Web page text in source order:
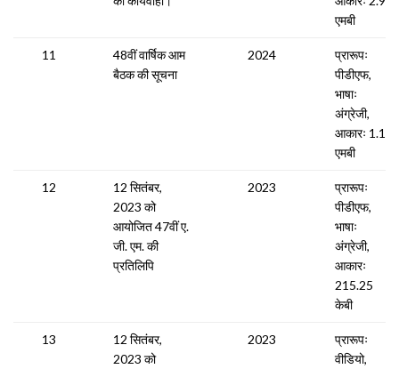
एमबी
11
48वीं वार्षिक आम
बैठक की सूचना
2024
प्रारूपः
पीडीएफ,
भाषाः
अंग्रेजी,
आकारः 1.16
एमबी
12
12 सितंबर,
2023 को
आयोजित 47वीं ए.
जी. एम. की
प्रतिलिपि
2023
प्रारूपः
पीडीएफ,
भाषाः
अंग्रेजी,
आकारः
215.25
केबी
13
12 सितंबर,
2023 को
2023
प्रारूपः
वीडियो,